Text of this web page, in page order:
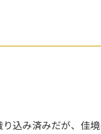
込み済みだが、佳